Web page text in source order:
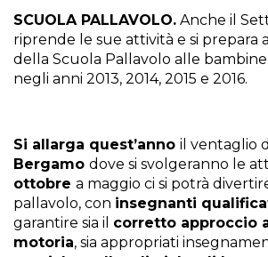
SCUOLA PALLAVOLO. Anche il
riprende le sue attività e si prepara
della Scuola Pallavolo alle
negli anni 2013, 2014, 2015 e 2016.
Si allarga quest’anno il ventaglio
Bergamo dove si svolgeranno le
ottobre a maggio ci si potrà
pallavolo, con insegnanti
garantire sia il corretto approccio
motoria, sia appropriati